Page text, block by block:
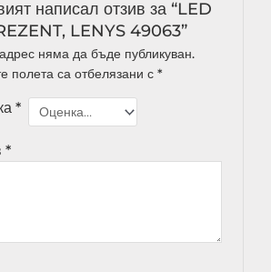
написал отзив за “LED
LENYS 49063”
няма да бъде публикуван.
полета са отбелязани с *
*
*